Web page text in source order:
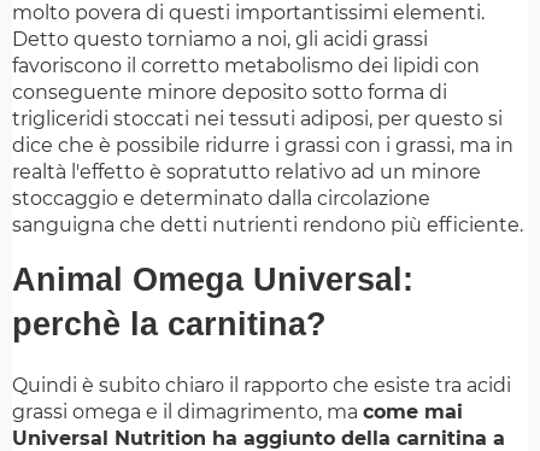
molto povera di questi importantissimi elementi.
Detto questo torniamo a noi, gli acidi grassi
favoriscono il corretto metabolismo dei lipidi con
conseguente minore deposito sotto forma di
trigliceridi stoccati nei tessuti adiposi, per questo si
dice che è possibile ridurre i grassi con i grassi, ma in
realtà l'effetto è sopratutto relativo ad un minore
stoccaggio e determinato dalla circolazione
sanguigna che detti nutrienti rendono più efficiente.
Animal Omega Universal:
perchè la carnitina?
Quindi è subito chiaro il rapporto che esiste tra acidi
grassi omega e il dimagrimento, ma come mai
Universal Nutrition ha aggiunto della carnitina a